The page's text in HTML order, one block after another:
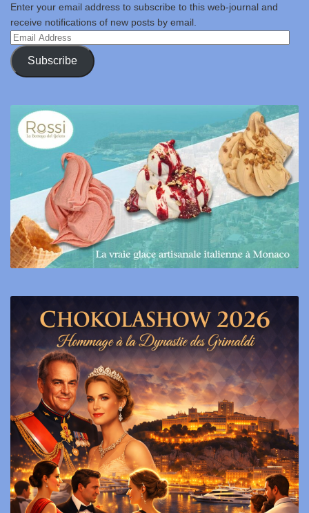
Enter your email address to subscribe to this web-journal and
receive notifications of new posts by email.
Email
Address
Subscribe